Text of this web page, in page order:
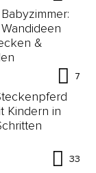
&
7
Kindern in
33